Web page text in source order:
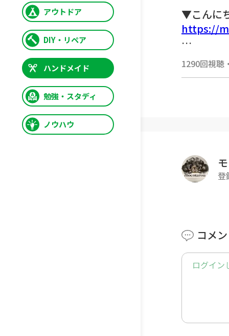
アウトドア
DIY・リペア
ハンドメイド
勉強・スタディ
ノウハウ
▼こんに
https://
▼長方形
[使用し
素材：紙
30g、約
6玉
1290回視聴
登
コメ
ログイン